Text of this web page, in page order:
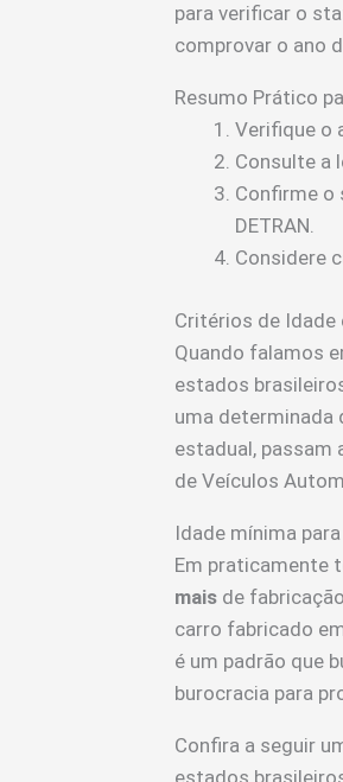
para verificar o
comprovar o ano
Resumo Prático
Verifique o
Consulte a
Confirme o
DETRAN.
Considere
Critérios de Idade
Quando falamos
estados
uma determinada
estadual, passam
de Veículos
Idade mínima
Em praticamente
mais de
carro fabricado
é um padrão que
burocracia para
Confira a seguir
estados